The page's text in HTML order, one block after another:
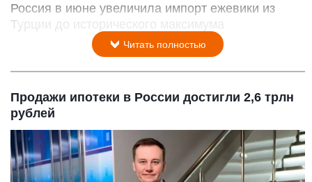
Россия в июне увеличила импорт ежевики из
Турции до исторического максимума
Читать полностью
Продажи ипотеки в России достигли 2,6 трлн
рублей